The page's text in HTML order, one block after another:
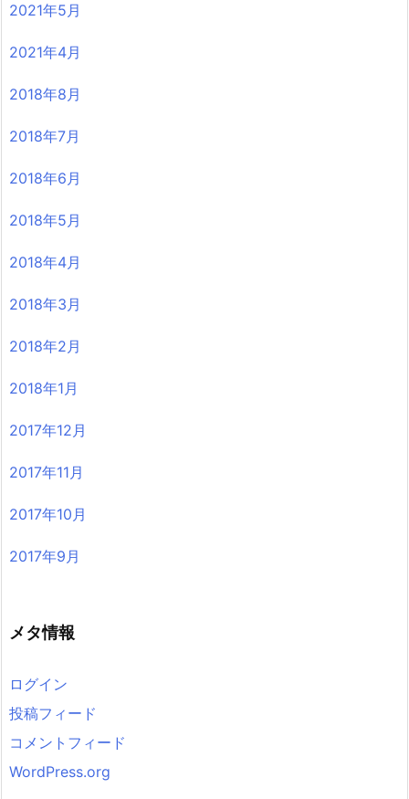
2021年5月
2021年4月
2018年8月
2018年7月
2018年6月
2018年5月
2018年4月
2018年3月
2018年2月
2018年1月
2017年12月
2017年11月
2017年10月
2017年9月
メタ情報
ログイン
投稿フィード
コメントフィード
WordPress.org